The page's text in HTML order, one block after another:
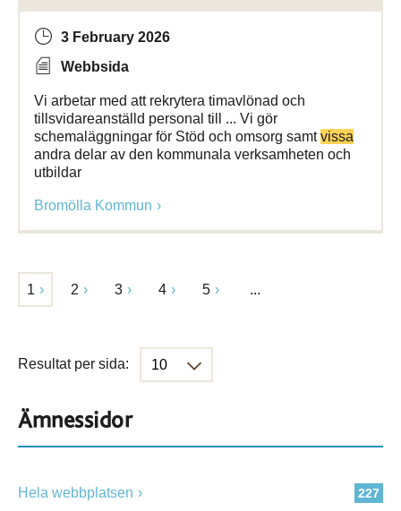
3 February 2026
Webbsida
Vi arbetar med att rekrytera timavlönad och
tillsvidareanställd personal till ... Vi gör
schemaläggningar för Stöd och omsorg samtvissa
andra delar av den kommunala verksamheten och
utbildar
Bromölla Kommun
1 2 3 4 5 ...
Resultat per sida:
Ämnessidor
227
Hela webbplatsen